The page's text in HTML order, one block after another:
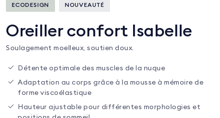
ECODESIGN NOUVEAUTÉ
Oreiller confort Isabelle
Soulagement moelleux, soutien doux.
Détente optimale des muscles de la nuque
Adaptation au corps grâce à la mousse à mémoire de
forme viscoélastique
Hauteur ajustable pour différentes morphologies et